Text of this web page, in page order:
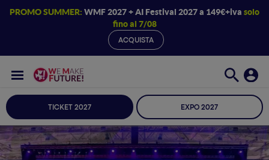
PROMO SUMMER: WMF 2027 + AI Festival 2027 a 149€+iva solo
fino al 7/08
ACQUISTA
TICKET 2027 EXPO 2027